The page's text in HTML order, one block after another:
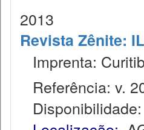
2013
Revista Zênite:
Imprenta:
Referência: v.
Disponibilidade: